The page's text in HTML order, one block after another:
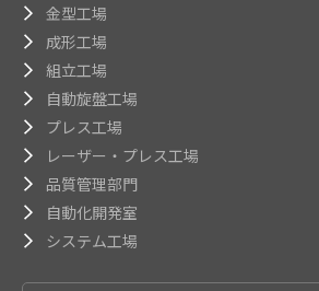
金型工場
成形工場
組立工場
自動旋盤工場
プレス工場
レーザー・プレス工場
品質管理部門
自動化開発室
システム工場